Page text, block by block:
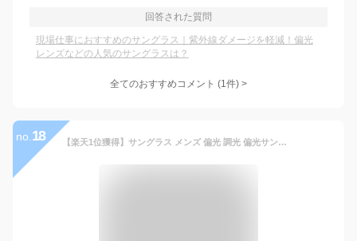
回答された質問
現場仕事におすすめのサングラス｜紫外線ダメージを軽減！偏光
レンズなどの人気のサングラスは？
全てのおすすめコメント (1件) >
no. 18 【楽天1位獲得】サングラス メンズ 偏光 調光 偏光サングラス 偏光調光 UVカット 色 眼鏡 メガネ 紫外線カット ドライブ 野球 スポーツ スポーツサングラス 釣り 運転 ケース付き